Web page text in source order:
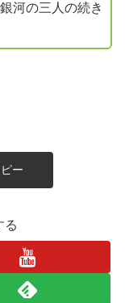
河の三人の続き
ー
る